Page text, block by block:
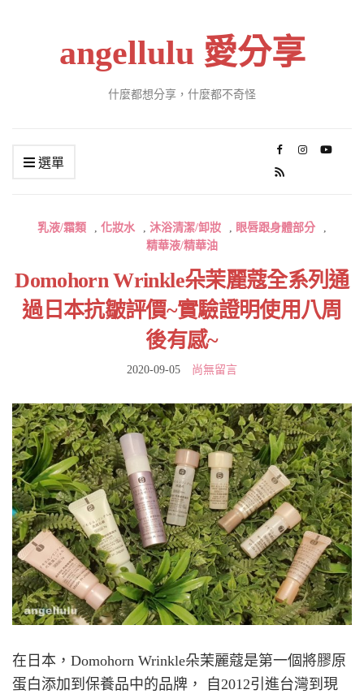
angellulu 愛分享
什麼都想分享，什麼都不奇怪
選單
乳液/霜類 , 化妝水 , 沐浴清潔/卸妝 , 眼唇跟身體部分
,
精華液/精華油
Domohorn Wrinkle朵茉麗蔻全系列通
過日本抗皺評價~實驗證明使用八周
後有感~
2020-09-05 尚無留言
在日本，Domohorn Wrinkle朵茉麗蔻是第一個將膠原
蛋白添加到保養品中的品牌， 自2012引進台灣到現